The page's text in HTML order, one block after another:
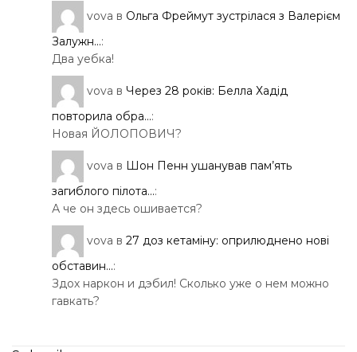
vova в Ольга Фреймут зустрілася з Валерієм
Залужн...:
Два уебка!
vova в Через 28 років: Белла Хадід
повторила обра...:
Новая ЙОЛОПОВИЧ?
vova в Шон Пенн ушанував пам’ять
загиблого пілота...:
А че он здесь ошивается?
vova в 27 доз кетаміну: оприлюднено нові
обставин...:
Здох наркон и дэбил! Сколько уже о нем можно
гавкать?